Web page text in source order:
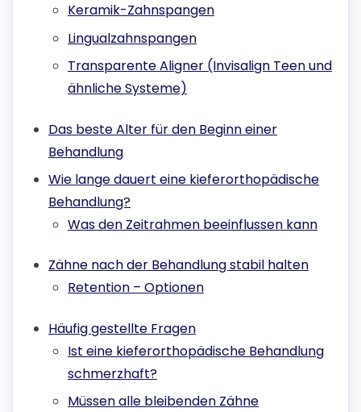
Keramik-Zahnspangen
Lingualzahnspangen
Transparente Aligner (Invisalign Teen und
ähnliche Systeme)
Das beste Alter für den Beginn einer
Behandlung
Wie lange dauert eine kieferorthopädische
Behandlung?
Was den Zeitrahmen beeinflussen kann
Zähne nach der Behandlung stabil halten
Retention – Optionen
Häufig gestellte Fragen
Ist eine kieferorthopädische Behandlung
schmerzhaft?
Müssen alle bleibenden Zähne